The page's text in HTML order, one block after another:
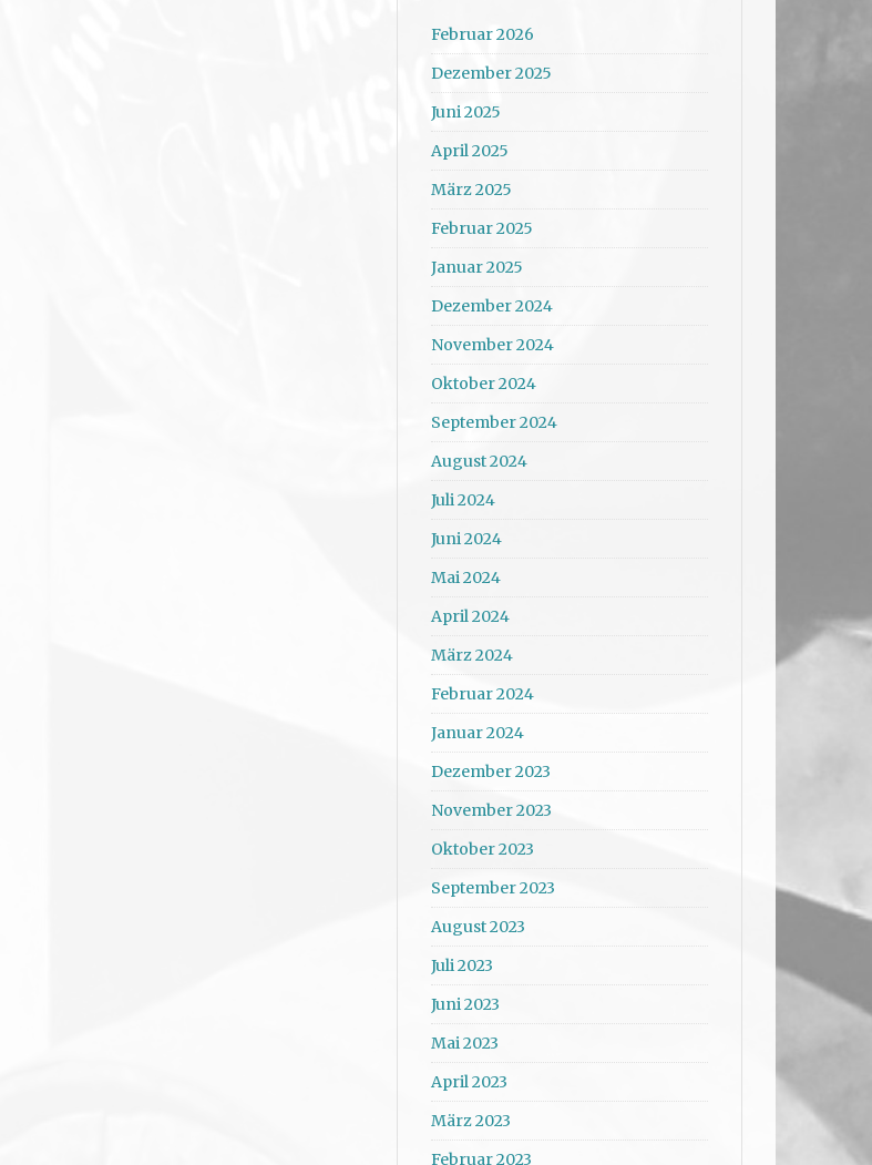
Februar 2026
Dezember 2025
Juni 2025
April 2025
März 2025
Februar 2025
Januar 2025
Dezember 2024
November 2024
Oktober 2024
September 2024
August 2024
Juli 2024
Juni 2024
Mai 2024
April 2024
März 2024
Februar 2024
Januar 2024
Dezember 2023
November 2023
Oktober 2023
September 2023
August 2023
Juli 2023
Juni 2023
Mai 2023
April 2023
März 2023
Februar 2023